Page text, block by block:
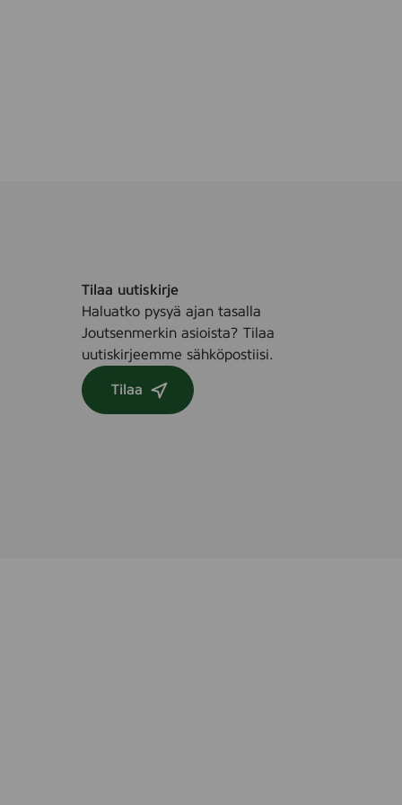
Tilaa uutiskirje
Haluatko pysyä ajan tasalla
Joutsenmerkin asioista? Tilaa
uutiskirjeemme sähköpostiisi.
Tilaa